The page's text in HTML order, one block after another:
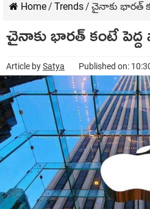
Home/ Trends/ చైనాకు భారత్
చైనాకు భారత్ కంటే
Article bySatya Published on: